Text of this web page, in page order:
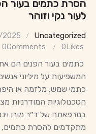
הסרת כתמים בעור
לעור נקי וזוהר
Uncategorized
2025
0 Likes
0Comments
כתמים בעור הפנים הם
המשפיעות על מיליוני
כתמי שמש, מלזמה או
הטכנולוגיות המודרניות
במרפאתה של ד״ר מורן
מתקדמים להסרת כתמים,